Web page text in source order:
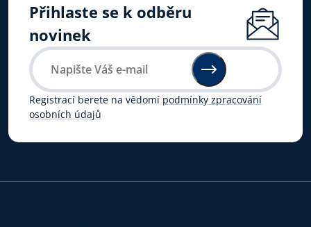
Přihlaste se k odběru
novinek
Registrací berete na vědomí podmínky zpracování
osobních údajů